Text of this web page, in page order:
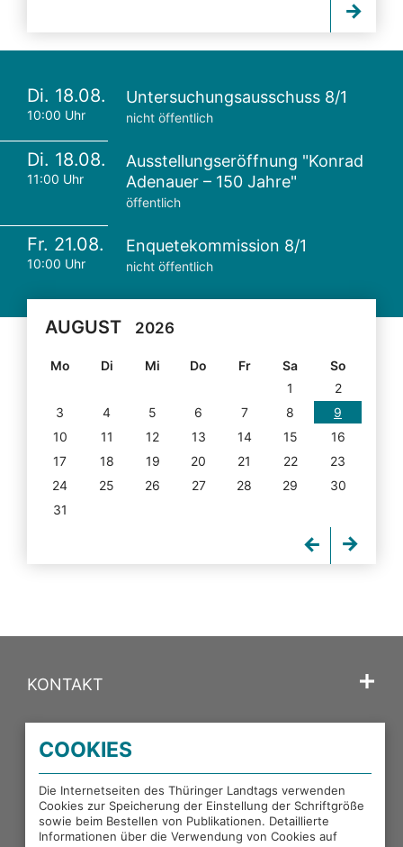
Di. 18.08.
10:00 Uhr
Untersuchungsausschuss 8/1
nicht öffentlich
Di. 18.08.
11:00 Uhr
Ausstellungseröffnung "Konrad
Adenauer – 150 Jahre"
öffentlich
Fr. 21.08.
10:00 Uhr
Enquetekommission 8/1
nicht öffentlich
AUGUST 2026
Mo Di Mi Do Fr Sa
So
1
2
3
4 5 6 7 8
9
10
11 12 13 14 15
16
17
18 19 20 21 22
23
24
25 26 27 28 29
30
31
KONTAKT
PORTALE DES THÜRINGER LANDTAGS
EXTERNE LINKS
COOKIES
Die Internetseiten des Thüringer Landtags verwenden
Cookies zur Speicherung der Einstellung der Schriftgröße
sowie beim Bestellen von Publikationen. Detaillierte
Informationen über die Verwendung von Cookies auf